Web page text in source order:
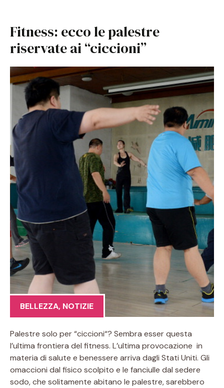
Fitness: ecco le palestre
riservate ai “ciccioni”
BELLEZZA, NOTIZIE
Palestre solo per “ciccioni“? Sembra esser questa
l’ultima frontiera del fitness. L’ultima provocazione in
materia di salute e benessere arriva dagli Stati Uniti. Gli
omaccioni dal fisico scolpito e le fanciulle dal sedere
sodo, che solitamente abitano le palestre, sarebbero